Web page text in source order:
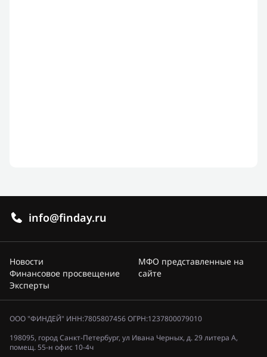
info@finday.ru
Новости
Финансовое просвещение
Эксперты
МФО представленные на
сайте
ООО "ФИНДЕЙ" ИНН:7805807456 ОГРН:1237800079010
198095, город Санкт-Петербург, ул Ивана Черных, д. 29 литера А,
помещ. 55-н офис 10-4ч